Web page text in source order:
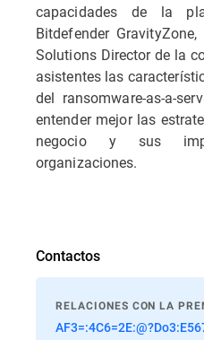
capacidades de la
Bitdefender
Solutions Director de la
asistentes las
del ransomware-as-a-
entender mejor las
negocio y sus
organizaciones.
Contactos
RELACIONES CON LA